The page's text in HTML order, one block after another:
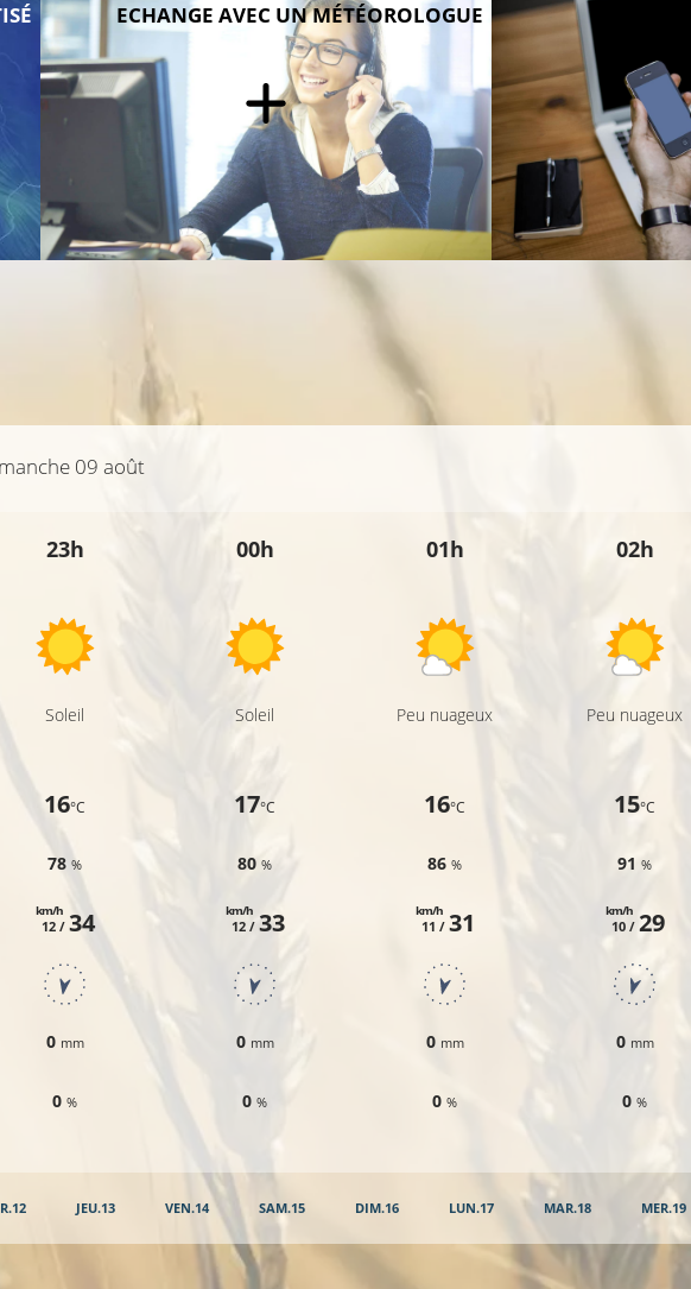
29°C
30°C
28°C
27°C
ECHANGE AVEC UN MÉTÉOROLOGUE
09 août
23h
Soleil
16°C
78%
12 /
km/h 34
0 mm
0%
00h
Soleil
17°C
80%
12 /
km/h 33
0 mm
0%
01h
Peu nuageux
16°C
86%
11 /
km/h 31
0 mm
0%
02h
Peu nuageux
15°C
91%
10 /
km/h 29
0 mm
0%
JEU.13 VEN.14 SAM.15 DIM.16 LUN.17 MAR.18 MER.19